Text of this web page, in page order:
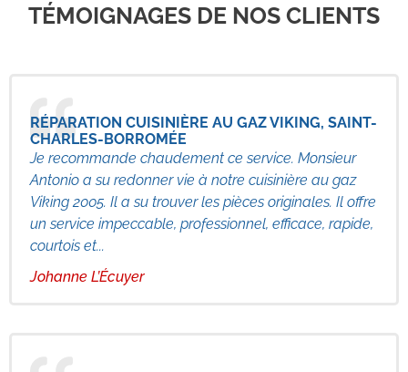
TÉMOIGNAGES DE NOS CLIENTS
RÉPARATION CUISINIÈRE AU GAZ VIKING, SAINT-
CHARLES-BORROMÉE
Je recommande chaudement ce service. Monsieur
Antonio a su redonner vie à notre cuisinière au gaz
Viking 2005. Il a su trouver les pièces originales. Il offre
un service impeccable, professionnel, efficace, rapide,
courtois et...
Johanne L’Écuyer